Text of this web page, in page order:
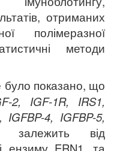
отриманих
полімеразної
методи
показано, що
2, IGF-1R, IRS1,
IGFBP-4, IGFBP-5,
залежить від